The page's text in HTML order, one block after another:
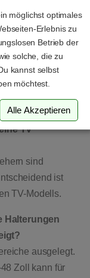
bestimmte
TV
sind
ist
TV-Modells.
Halterungen
ausgelegt.
Zoll kann für
möglichst optimales
Erlebnis zu
Betrieb der
solche, die zu
kannst selbst
möchtest.
Alle Akzeptieren